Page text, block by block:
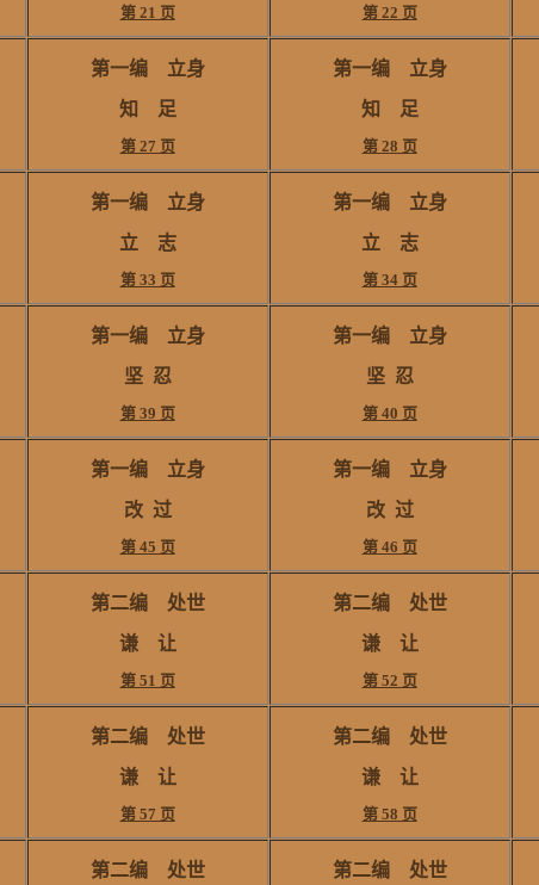
第 21 页 第 22 页
第一编 立身
知 足
第 27 页
第一编 立身
知 足
第 28 页
第一编 立身
立 志
第 33 页
第一编 立身
立 志
第 34 页
第一编 立身
坚 忍
第 39 页
第一编 立身
坚 忍
第 40 页
第一编 立身
改 过
第 45 页
第一编 立身
改 过
第 46 页
第二编 处世
谦 让
第 51 页
第二编 处世
谦 让
第 52 页
第二编 处世
谦 让
第 57 页
第二编 处世
谦 让
第 58 页
第二编 处世
第二编 处世